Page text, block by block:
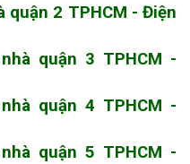
quận 2 TPHCM - Điện
quận 3 TPHCM -
quận 4 TPHCM -
quận 5 TPHCM -